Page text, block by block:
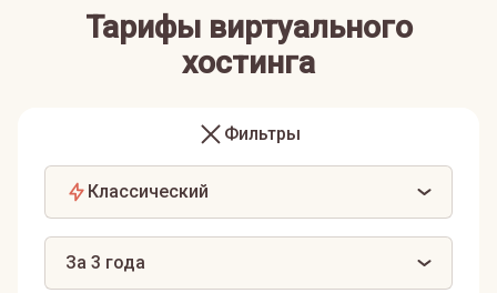
Тарифы виртуального
хостинга
Фильтры
Классический
За 3 года